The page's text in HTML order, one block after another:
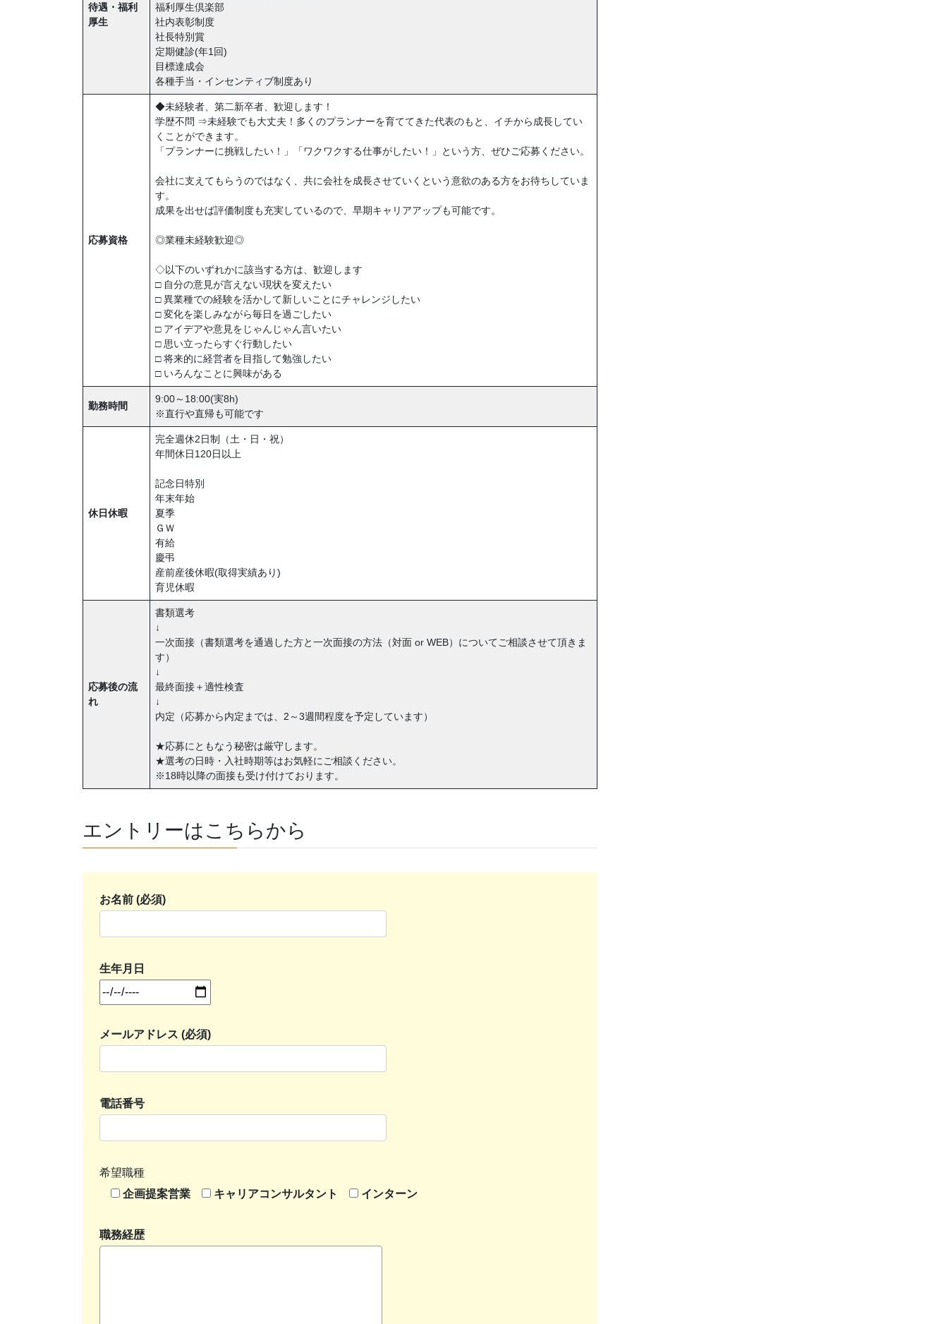
待遇・福利
厚生
福利厚生倶楽部
社内表彰制度
社長特別賞
定期健診(年1回)
目標達成会
各種手当・インセンティブ制度あり
応募資格
◆未経験者、第二新卒者、歓迎します！
学歴不問 ⇒未経験でも大丈夫！多くのプランナーを育ててきた代表のもと、イチから成長してい
くことができます。
「プランナーに挑戦したい！」「ワクワクする仕事がしたい！」という方、ぜひご応募ください。
会社に支えてもらうのではなく、共に会社を成長させていくという意欲のある方をお待ちしていま
す。
成果を出せば評価制度も充実しているので、早期キャリアアップも可能です。
◎業種未経験歓迎◎
◇以下のいずれかに該当する方は、歓迎します
□ 自分の意見が言えない現状を変えたい
□ 異業種での経験を活かして新しいことにチャレンジしたい
□ 変化を楽しみながら毎日を過ごしたい
□ アイデアや意見をじゃんじゃん言いたい
□ 思い立ったらすぐ行動したい
□ 将来的に経営者を目指して勉強したい
□ いろんなことに興味がある
勤務時間
9:00～18:00(実8h)
※直行や直帰も可能です
休日休暇
完全週休2日制（土・日・祝）
年間休日120日以上
記念日特別
年末年始
夏季
ＧＷ
有給
慶弔
産前産後休暇(取得実績あり)
育児休暇
応募後の流
れ
書類選考
↓
一次面接（書類選考を通過した方と一次面接の方法（対面 or WEB）についてご相談させて頂きま
す）
↓
最終面接＋適性検査
↓
内定（応募から内定までは、2～3週間程度を予定しています）
★応募にともなう秘密は厳守します。
★選考の日時・入社時期等はお気軽にご相談ください。
※18時以降の面接も受け付けております。
エントリーはこちらから
お名前 (必須)
生年月日
メールアドレス (必須)
電話番号
希望職種
企画提案営業
キャリアコンサルタント インターン
職務経歴